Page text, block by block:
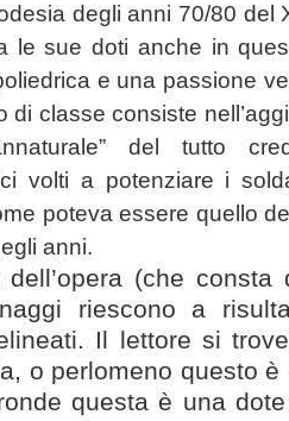
degli anni 70/80 del
le sue doti anche in
e una passione
di classe consiste
del tutto
volti a potenziare i
poteva essere quello
anni.
(che
riescono a
Il lettore si
o perlomeno questo
questa è una